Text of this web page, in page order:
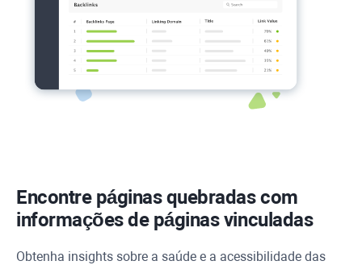
Encontre páginas quebradas com
informações de páginas vinculadas
Obtenha insights sobre a saúde e a acessibilidade das